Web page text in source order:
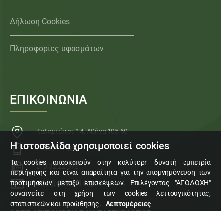
Δήλωση Cookies
Πληροφορίες υφασμάτων
ΕΠΙΚΟΙΝΩΝΙΑ
Καλαμιώτου 14, Αθήνα 105 60
210 32 11 553
210 32 22 972
info@sillogi14.gr
Η ιστοσελίδα χρησιμοποιεί cookies
Τα cookies αποσκοπούν στην καλύτερη δυνατή εμπειρία
περιήγησης και είναι απαραίτητα για την απομνημόνευση των
προτιμήσεων μεταξύ επισκέψεων. Επιλέγοντας "ΑΠΟΔΟΧΗ"
συναινείτε στη χρήση των cookies λειτουγικότητας,
στατιστικών και προώθησης.
Λεπτομέρειες